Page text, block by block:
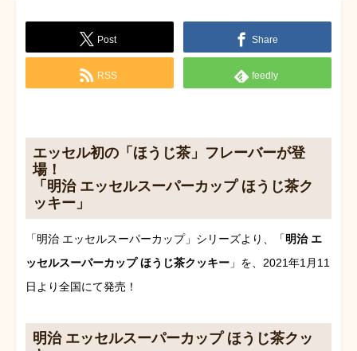
Post Share
RSS feedly
エッセル初の「ほうじ茶」フレーバーが登
場！
「明治 エッセルスーパーカップ ほうじ茶ク
ッキー」
「明治 エッセルスーパーカップ」シリーズより、「明治 エ
ッセルスーパーカップ ほうじ茶クッキー 」を、2021年1月11
日より全国にて発売！
明治 エッセルスーパーカップ ほうじ茶クッ